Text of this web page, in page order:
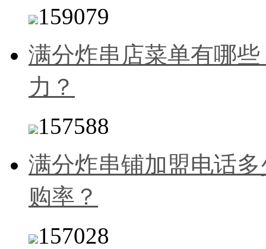
159079
满分炸串店菜单有哪
力？
157588
满分炸串铺加盟电话
购率？
157028